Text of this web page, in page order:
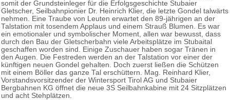
somit der Grundsteinleger für die Erfolgsgeschichte Stubaier
Gletscher, Seilbahnpionier Dr. Heinrich Klier, die letzte Gondel talwärts
nehmen. Eine Traube von Leuten erwartet den 89-jährigen an der
Talstation mit tosendem Applaus und einem Strauß Blumen. Es war
ein emotionaler und symbolischer Moment, allen war bewusst, dass
durch den Bau der Gletscherbahn viele Arbeitsplätze im Stubaital
geschaffen worden sind. Einige Zuschauer haben sogar Tränen in
den Augen. Die Festreden werden an der Talstation vor einer der
künftigen neuen Gondel gehalten. Doch zuerst ließen die Schützen
mit einem Böller das ganze Tal erschüttern. Mag. Reinhard Klier,
Vorstandsvorsitzender der Wintersport Tirol AG und Stubaier
Bergbahnen KG öffnet die neue 3S Seilbahnkabine mit 24 Sitzplätzen
und acht Stehplätzen.